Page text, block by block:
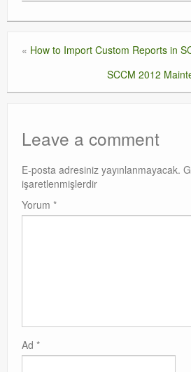
« How to Import Custom Reports in
SCCM 2012
Leave a comment
E-posta adresiniz yayınlanmayacak.
işaretlenmişlerdir
Yorum *
Ad *